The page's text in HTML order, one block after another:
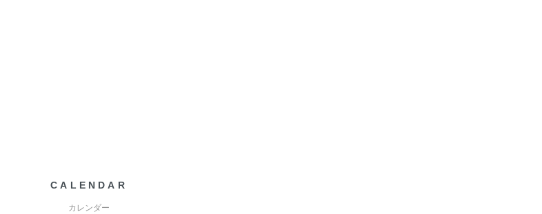
CALENDAR
カレンダー